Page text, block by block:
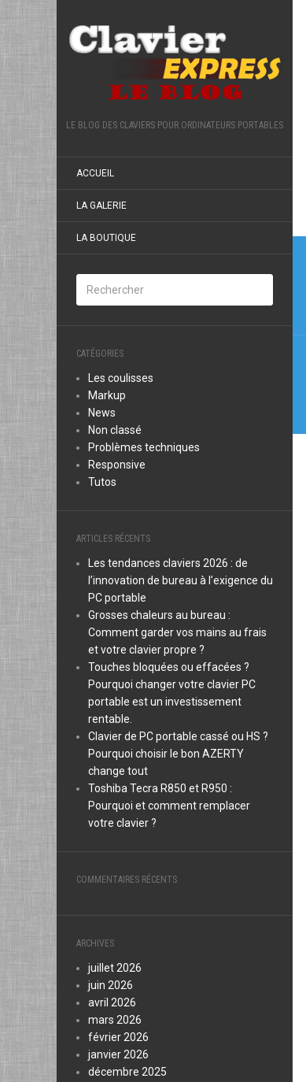
LE BLOG DES CLAVIERS POUR ORDINATEURS PORTABLES
ACCUEIL
LA GALERIE
LA BOUTIQUE
CATÉGORIES
Les coulisses
Markup
News
Non classé
Problèmes techniques
Responsive
Tutos
ARTICLES RÉCENTS
Les tendances claviers 2026 : de
l’innovation de bureau à l’exigence du
PC portable
Grosses chaleurs au bureau :
Comment garder vos mains au frais
et votre clavier propre ?
Touches bloquées ou effacées ?
Pourquoi changer votre clavier PC
portable est un investissement
rentable.
Clavier de PC portable cassé ou HS ?
Pourquoi choisir le bon AZERTY
change tout
Toshiba Tecra R850 et R950 :
Pourquoi et comment remplacer
votre clavier ?
COMMENTAIRES RÉCENTS
ARCHIVES
juillet 2026
juin 2026
avril 2026
mars 2026
février 2026
janvier 2026
décembre 2025